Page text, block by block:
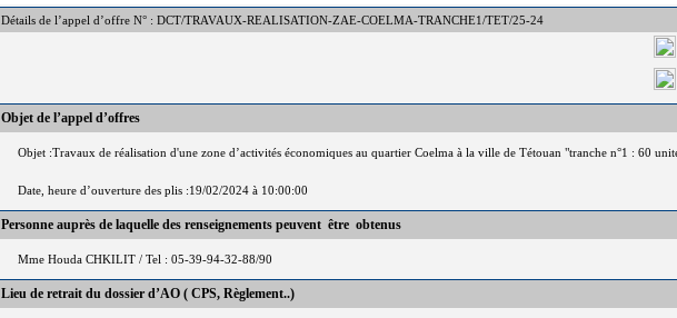
Détails de l’appel d’offre N° : DCT/TRAVAUX-REALISATION-ZAE-COELMA-TRANCHE1/TET/25-24
Objet de l’appel d’offres
Objet :Travaux de réalisation d'une zone d’activités économiques au quartier Coelma à la ville de Tétouan "tranche n°1 : 60
Date, heure d’ouverture des plis :19/02/2024 à 10:00:00
Personne auprès de laquelle des renseignements peuvent être obtenus
Mme Houda CHKILIT / Tel : 05-39-94-32-88/90
Lieu de retrait du dossier d’AO ( CPS, Règlement..)